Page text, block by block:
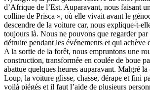
d’Afrique de l’Est. Auparavant, nous faisant
colline de Prisca », où elle vivait avant le
descendre de la voiture car, nous explique-t-
toujours là. Nous ne pouvons que regarder par
détruite pendant les événements et qui achève
A la sortie de la forêt, nous empruntons une
construction, transformée en coulée de boue
abattue quelques heures auparavant. Malgré la
Loup, la voiture glisse, chasse, dérape et fini
voilà piégés et il faut l’aide de plusieurs